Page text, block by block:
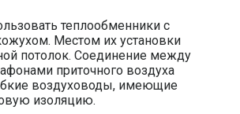
теплообменники с
Местом их установки
потолок. Соединение между
приточного воздуха
воздуховоды, имеющие
изоляцию.